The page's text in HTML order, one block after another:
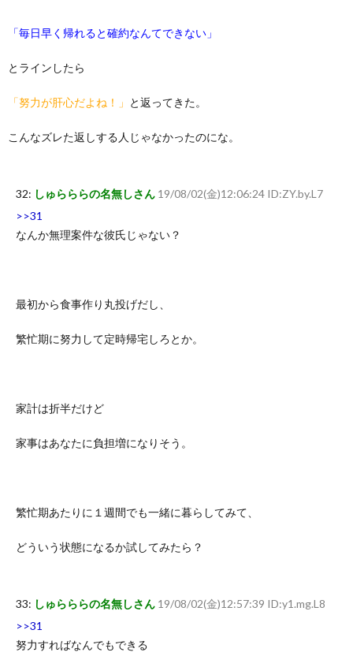
「毎日早く帰れると確約なんてできない」
とラインしたら
「努力が肝心だよね！」 と返ってきた。
こんなズレた返しする人じゃなかったのにな。
32: しゅらららの名無しさん 19/08/02(金)12:06:24 ID:ZY.by.L7
>>31
なんか無理案件な彼氏じゃない？
最初から食事作り丸投げだし、
繁忙期に努力して定時帰宅しろとか。
家計は折半だけど
家事はあなたに負担増になりそう。
繁忙期あたりに１週間でも一緒に暮らしてみて、
どういう状態になるか試してみたら？
33: しゅらららの名無しさん 19/08/02(金)12:57:39 ID:y1.mg.L8
>>31
努力すればなんでもできる